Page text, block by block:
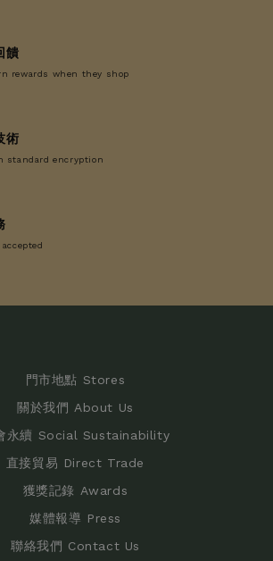
饋
rewards when they shop
術
standard encryption
門市地點 Stores
關於我們 About Us
永續 Social Sustainability
直接貿易 Direct Trade
獲獎記錄 Awards
媒體報導 Press
聯絡我們 Contact Us